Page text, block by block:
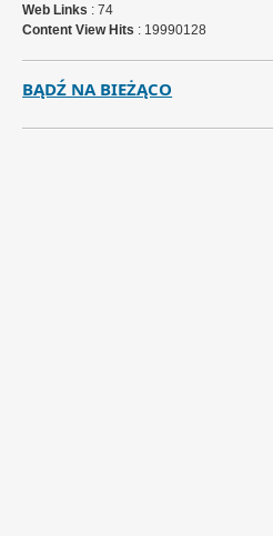
Web Links : 74
Content View Hits : 19990128
BĄDŹ NA BIEŻĄCO